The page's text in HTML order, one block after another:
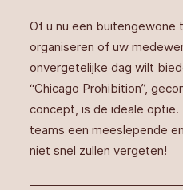
Of u nu een
organiseren of uw
onvergetelijke dag wilt
“Chicago Prohibition”,
concept, is de ideale optie.
teams een meeslepende
niet snel zullen vergeten!